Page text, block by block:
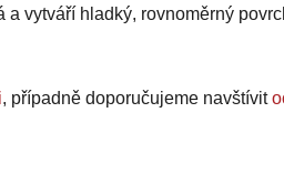
vytváří hladký, rovnoměrný
, případně doporučujeme navštívit